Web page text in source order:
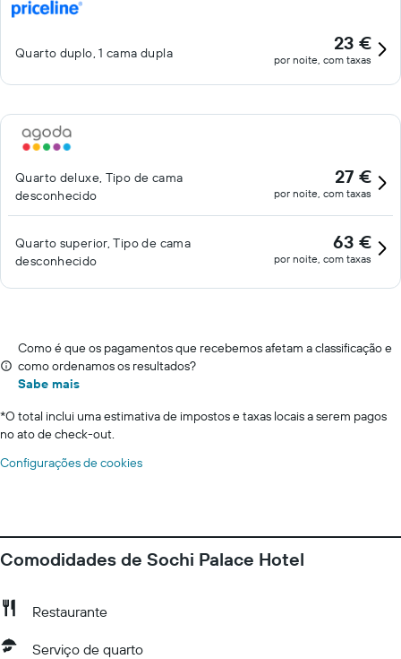
de restauração disponíveis no Sochi Palace Hotel Complex. A
oferta de restauração do imóvel tem a reputação de excelente
cozinha e de um serviço de excelência. Os hóspedes podem
desfrutar das opções de entretenimento do estabelecimento.
serviços.
Quarto duplo, 1 cama dupla 23 €
por noite, com taxas
Quarto deluxe, Tipo de cama
desconhecido
27 €
por noite, com taxas
Quarto superior, Tipo de cama
desconhecido
63 €
por noite, com taxas
Como é que os pagamentos que recebemos afetam a classificação e
como ordenamos os resultados?
Sabe mais
*O total inclui uma estimativa de impostos e taxas locais a serem pagos
no ato de check-out.
Configurações de cookies
Comodidades de Sochi Palace Hotel
Restaurante
Serviço de quarto